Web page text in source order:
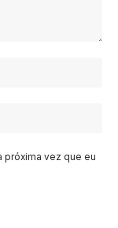
próxima vez que eu